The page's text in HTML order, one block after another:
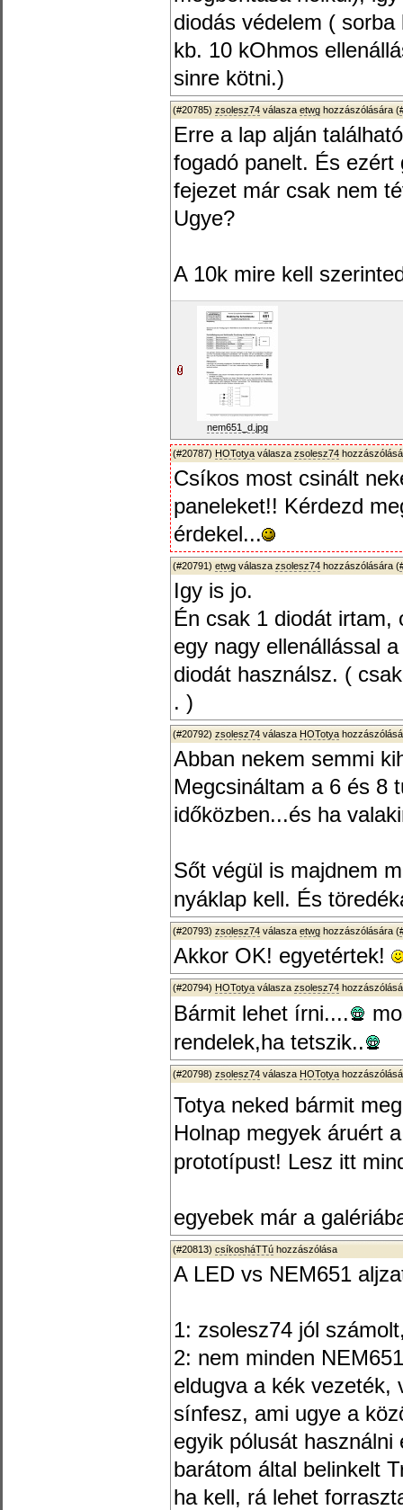
diodás védelem (
kb. 10 kOhmos
sinre kötni.)
(#20785) zsolesz74 válasza etwg hozzászólására (
Erre a lap alján
fogadó panelt. És ezért
fejezet már csak nem
Ugye?
A 10k mire kell
nem651_d.jpg
(#20787) HOTotya válasza zsolesz74
Csíkos most csinált
paneleket!! Kérdezd
érdekel...
(#20791) etwg válasza zsolesz74 hozzászólására (
Igy is jo.
Én csak 1 diodát irtam,
egy nagy ellenállással
diodát használsz. (
. )
(#20792) zsolesz74 válasza HOTotya
Abban nekem semmi
Megcsináltam a 6 és 8
időközben...és ha
Sőt végül is majdnem
nyáklap kell. És
(#20793) zsolesz74 válasza etwg hozzászólására (
Akkor OK! egyetértek!
(#20794) HOTotya válasza zsolesz74
Bármit lehet írni....
rendelek,ha tetszik..
(#20798) zsolesz74 válasza HOTotya
Totya neked bármit
Holnap megyek áruért
prototípust! Lesz itt
egyebek már a
(#20813) csíkosháTTú hozzászólása
A LED vs NEM651
1: zsolesz74 jól
2: nem minden
eldugva a kék vezeték,
sínfesz, ami ugye a
egyik pólusát
barátom által belinkelt
ha kell, rá lehet